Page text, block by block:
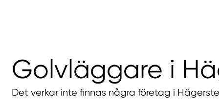
Golvläggare i
Det verkar inte finnas några företag i